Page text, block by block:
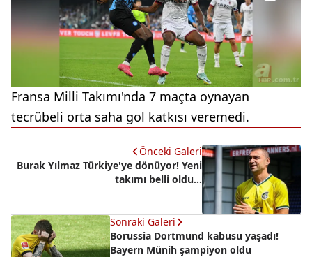
Fransa Milli Takımı'nda 7 maçta oynayan
tecrübeli orta saha gol katkısı veremedi.
Önceki Galeri
Burak Yılmaz Türkiye'ye dönüyor! Yeni
takımı belli oldu...
Sonraki Galeri
Borussia Dortmund kabusu yaşadı!
Bayern Münih şampiyon oldu